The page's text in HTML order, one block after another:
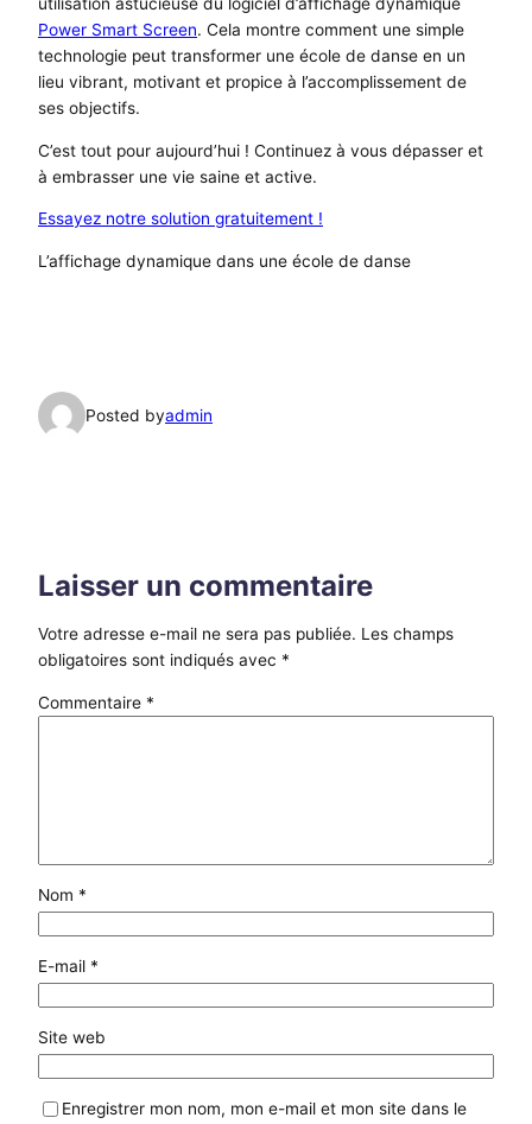
Power Smart Screen. Cela montre comment une simple
technologie peut transformer une école de danse en un
lieu vibrant, motivant et propice à l’accomplissement de
ses objectifs.
C’est tout pour aujourd’hui ! Continuez à vous dépasser et
à embrasser une vie saine et active.
Essayez notre solution gratuitement !
L’affichage dynamique dans une école de danse
Posted byadmin
Laisser un commentaire
Votre adresse e-mail ne sera pas publiée. Les champs
obligatoires sont indiqués avec *
Commentaire *
Nom *
E-mail *
Site web
Enregistrer mon nom, mon e-mail et mon site dans le